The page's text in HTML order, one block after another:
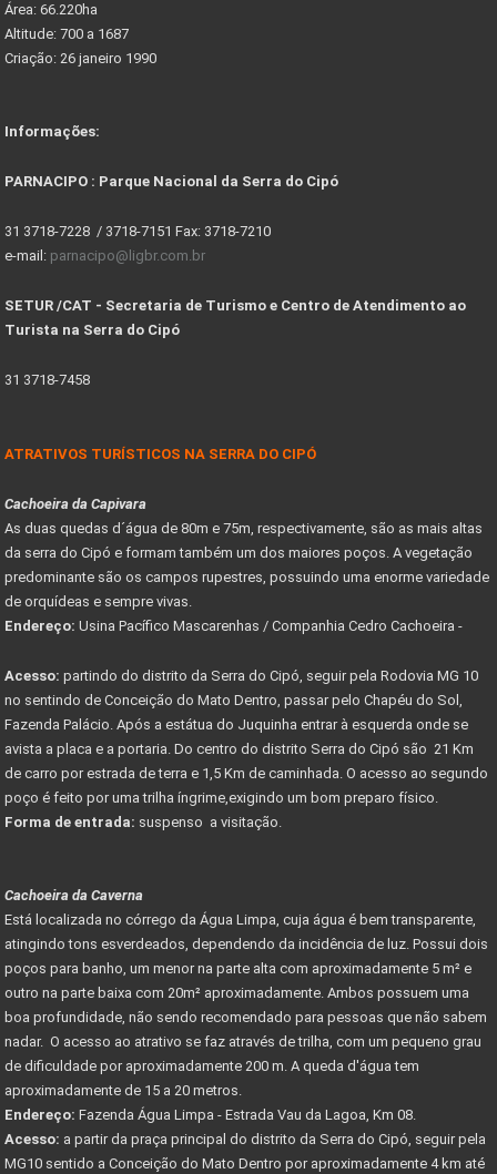
Área: 66.220ha
Altitude: 700 a 1687
Criação: 26 janeiro 1990
Informações:
PARNACIPO : Parque Nacional da Serra do Cipó
31 3718-7228 / 3718-7151 Fax: 3718-7210
e-mail: parnacipo@ligbr.com.br
SETUR /CAT - Secretaria de Turismo e Centro de Atendimento ao
Turista na Serra do Cipó
31 3718-7458
ATRATIVOS TURÍSTICOS NA SERRA DO CIPÓ
Cachoeira da Capivara
As duas quedas d´água de 80m e 75m, respectivamente, são as mais altas
da serra do Cipó e formam também um dos maiores poços. A vegetação
predominante são os campos rupestres, possuindo uma enorme variedade
de orquídeas e sempre vivas.
Endereço: Usina Pacífico Mascarenhas / Companhia Cedro Cachoeira -
Acesso: partindo do distrito da Serra do Cipó, seguir pela Rodovia MG 10
no sentindo de Conceição do Mato Dentro, passar pelo Chapéu do Sol,
Fazenda Palácio. Após a estátua do Juquinha entrar à esquerda onde se
avista a placa e a portaria. Do centro do distrito Serra do Cipó são 21 Km
de carro por estrada de terra e 1,5 Km de caminhada. O acesso ao segundo
poço é feito por uma trilha íngrime,exigindo um bom preparo físico.
Forma de entrada: suspenso a visitação.
Cachoeira da Caverna
Está localizada no córrego da Água Limpa, cuja água é bem transparente,
atingindo tons esverdeados, dependendo da incidência de luz. Possui dois
poços para banho, um menor na parte alta com aproximadamente 5 m² e
outro na parte baixa com 20m² aproximadamente. Ambos possuem uma
boa profundidade, não sendo recomendado para pessoas que não sabem
nadar. O acesso ao atrativo se faz através de trilha, com um pequeno grau
de dificuldade por aproximadamente 200 m. A queda d'água tem
aproximadamente de 15 a 20 metros.
Endereço: Fazenda Água Limpa - Estrada Vau da Lagoa, Km 08.
Acesso: a partir da praça principal do distrito da Serra do Cipó, seguir pela
MG10 sentido a Conceição do Mato Dentro por aproximadamente 4 km até